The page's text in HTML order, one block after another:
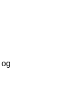
og